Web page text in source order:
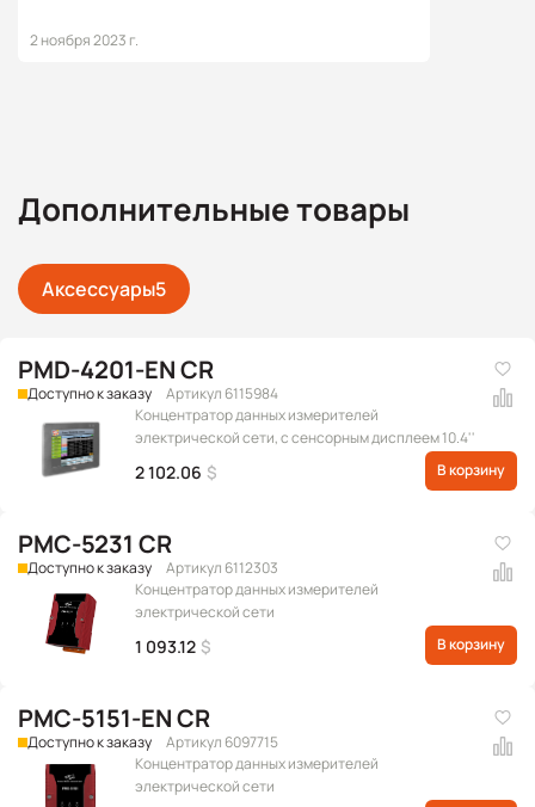
2 ноября 2023 г.
Дополнительные товары
Аксессуары5
PMD-4201-EN CR
Доступно к заказу
Артикул 6115984
Концентратор данных измерителей
электрической сети, с сенсорным дисплеем 10.4''
2 102.06 $ В корзину
PMC-5231 CR
Доступно к заказу
Артикул 6112303
Концентратор данных измерителей
электрической сети
1 093.12 $ В корзину
PMC-5151-EN CR
Доступно к заказу
Артикул 6097715
Концентратор данных измерителей
электрической сети